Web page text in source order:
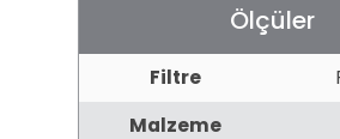
Ölçüler
Filtre
Malzeme